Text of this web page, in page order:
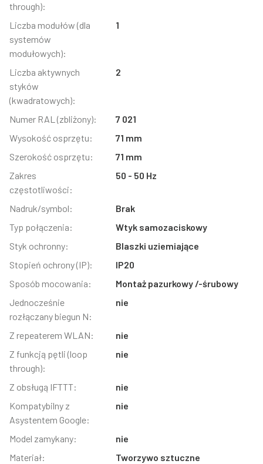
through):
Liczba modułów (dla
systemów
modułowych):
1
Liczba aktywnych
styków
(kwadratowych):
2
Numer RAL (zbliżony):
7 021
Wysokość osprzętu:
71 mm
Szerokość osprzętu:
71 mm
Zakres
częstotliwości:
50 - 50 Hz
Nadruk/symbol:
Brak
Typ połączenia:
Wtyk samozaciskowy
Styk ochronny:
Blaszki uziemiające
Stopień ochrony (IP):
IP20
Sposób mocowania:
Montaż pazurkowy /-śrubowy
Jednocześnie
rozłączany biegun N:
nie
Z repeaterem WLAN:
nie
Z funkcją pętli (loop
through):
nie
Z obsługą IFTTT:
nie
Kompatybilny z
Asystentem Google:
nie
Model zamykany:
nie
Materiał:
Tworzywo sztuczne